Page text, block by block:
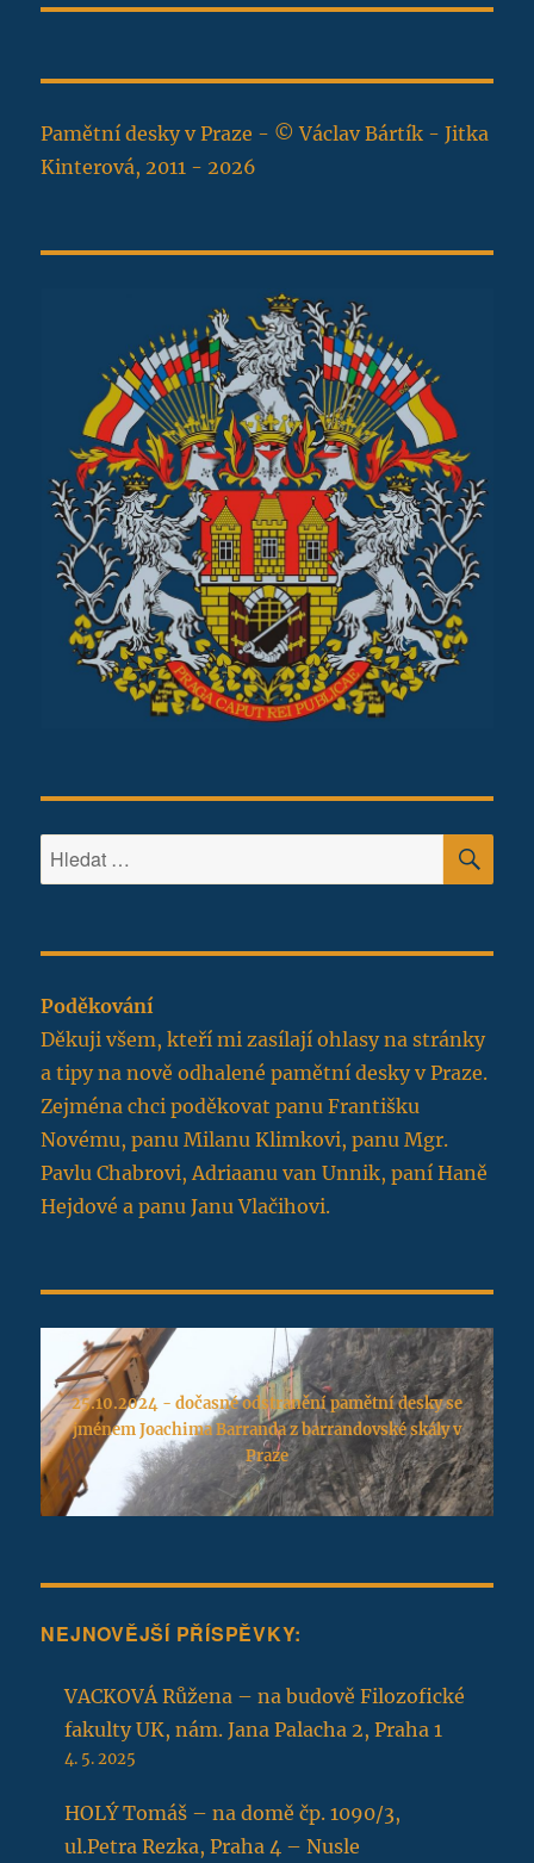
Pamětní desky v Praze - © Václav Bártík - Jitka
Kinterová, 2011 - 2026
Hledat:
Poděkování
Děkuji všem, kteří mi zasílají ohlasy na stránky
a tipy na nově odhalené pamětní desky v Praze.
Zejména chci poděkovat panu Františku
Novému, panu Milanu Klimkovi, panu Mgr.
Pavlu Chabrovi, Adriaanu van Unnik, paní Haně
Hejdové a panu Janu Vlačihovi.
25.10.2024 - dočasné odstranění pamětní desky se
jménem Joachima Barranda z barrandovské skály v
Praze
NEJNOVĚJŠÍ PŘÍSPĚVKY:
VACKOVÁ Růžena – na budově Filozofické
fakulty UK, nám. Jana Palacha 2, Praha 1
4. 5. 2025
HOLÝ Tomáš – na domě čp. 1090/3,
ul.Petra Rezka, Praha 4 – Nusle